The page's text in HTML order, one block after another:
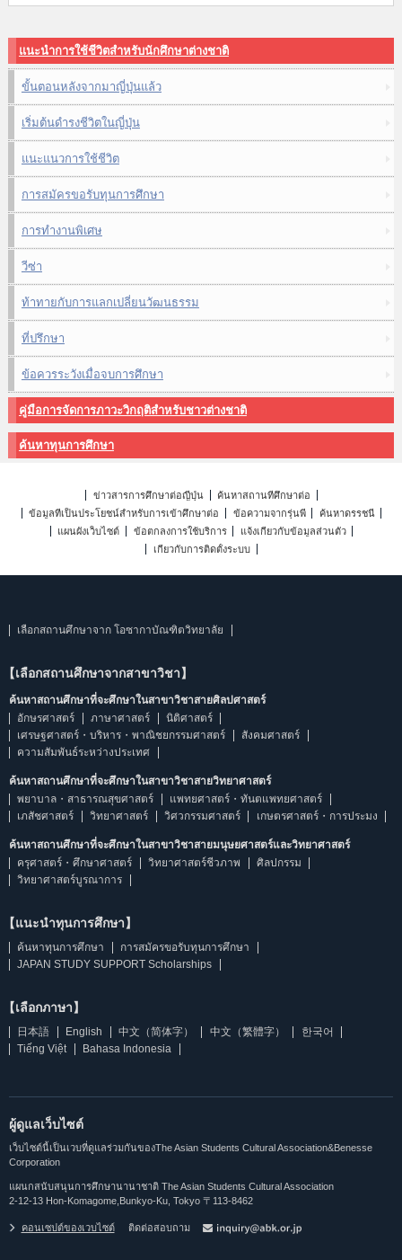
แนะนำการใช้ชีวิตสำหรับนักศึกษาต่างชาติ
ขั้นตอนหลังจากมาญี่ปุ่นแล้ว
เริ่มต้นดำรงชีวิตในญี่ปุ่น
แนะแนวการใช้ชีวิต
การสมัครขอรับทุนการศึกษา
การทำงานพิเศษ
วีซ่า
ท้าทายกับการแลกเปลี่ยนวัฒนธรรม
ที่ปรึกษา
ข้อควรระวังเมื่อจบการศึกษา
คู่มือการจัดการภาวะวิกฤติสำหรับชาวต่างชาติ
ค้นหาทุนการศึกษา
ข่าวสารการศึกษาต่อญี่ปุ่น
ค้นหาสถานที่ศึกษาต่อ
ข้อมูลที่เป็นประโยชน์สำหรับการเข้าศึกษาต่อ
ข้อความจากรุ่นพี่
ค้นหาดรรชนี
แผนผังเว็บไซต์
ข้อตกลงการใช้บริการ
แจ้งเกี่ยวกับข้อมูลส่วนตัว
เกี่ยวกับการติดตั้งระบบ
เลือกสถานศึกษาจาก โอซากาบัณฑิตวิทยาลัย
【เลือกสถานศึกษาจากสาขาวิชา】
ค้นหาสถานศึกษาที่จะศึกษาในสาขาวิชาสายศิลปศาสตร์
อักษรศาสตร์
ภาษาศาสตร์
นิติศาสตร์
เศรษฐศาสตร์・บริหาร・พาณิชยกรรมศาสตร์
สังคมศาสตร์
ความสัมพันธ์ระหว่างประเทศ
ค้นหาสถานศึกษาที่จะศึกษาในสาขาวิชาสายวิทยาศาสตร์
พยาบาล・สาธารณสุขศาสตร์
แพทยศาสตร์・ทันตแพทยศาสตร์
เภสัชศาสตร์
วิทยาศาสตร์ วิศวกรรมศาสตร์ เกษตรศาสตร์・การประมง
ค้นหาสถานศึกษาที่จะศึกษาในสาขาวิชาสายมนุษยศาสตร์และวิทยาศาสตร์
ครุศาสตร์・ศึกษาศาสตร์
วิทยาศาสตร์ชีวภาพ
ศิลปกรรม
วิทยาศาสตร์บูรณาการ
【แนะนำทุนการศึกษา】
ค้นหาทุนการศึกษา
การสมัครขอรับทุนการศึกษา
JAPAN STUDY SUPPORT Scholarships
【เลือกภาษา】
日本語 English 中文（简体字） 中文（繁體字）
한국어
Tiếng Việt
Bahasa Indonesia
ผู้ดูแลเว็บไซต์
เว็บไซต์นี้เป็นเวบที่ดูแลร่วมกันของThe Asian Students Cultural Association&Benesse
Corporation
แผนกสนับสนุนการศึกษานานาชาติ The Asian Students Cultural Association
2-12-13 Hon-Komagome,Bunkyo-Ku, Tokyo 〒113-8462
คอนเซปต์ของเวบไซต์ ติดต่อสอบถาม